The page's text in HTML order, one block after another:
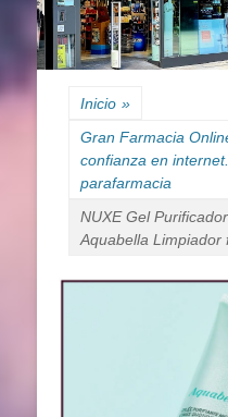
Inicio »
Gran Farmacia
confianza en
parafarmacia
NUXE Gel
Aquabella Limpiador